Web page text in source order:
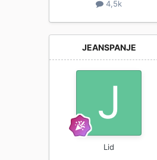
4,5k
JEANSPANJE
Lid